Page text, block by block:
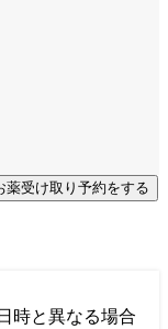
薬受け取り予約をする
時と異なる場合